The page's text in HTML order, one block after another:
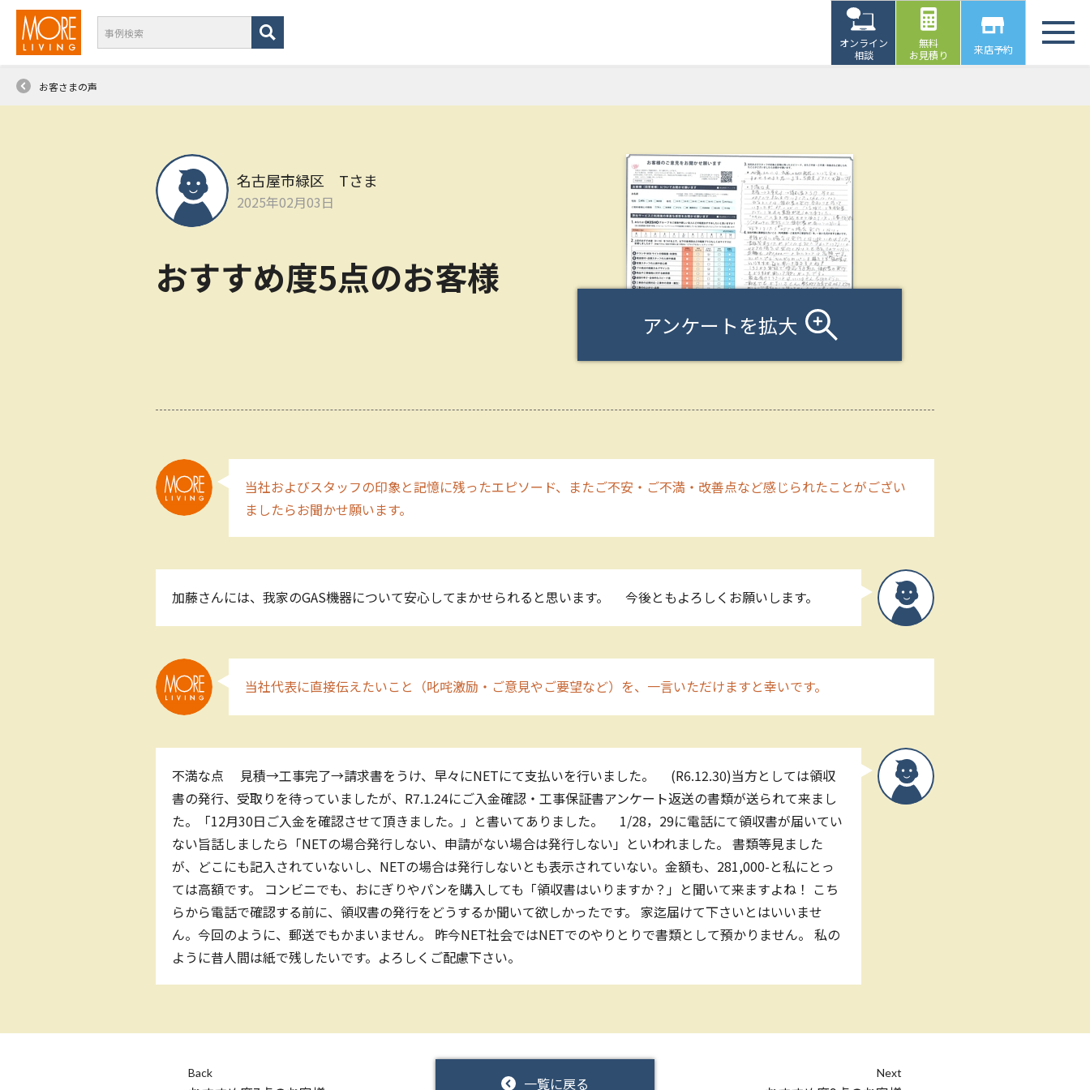
オンライン
相談
無料
お見積り
来店予約
お客さまの声
名古屋市緑区 Tさま
2025年02月03日
おすすめ度5点のお客様
アンケートを拡大
当社およびスタッフの印象と記憶に残ったエピソード、またご不安・ご不満・改善点など感じられたことがござい
ましたらお聞かせ願います。
加藤さんには、我家のGAS機器について安心してまかせられると思います。 今後ともよろしくお願いします。
当社代表に直接伝えたいこと（叱咤激励・ご意見やご要望など）を、一言いただけますと幸いです。
不満な点 見積→工事完了→請求書をうけ、早々にNETにて支払いを行いました。 (R6.12.30)当方としては領収
書の発行、受取りを待っていましたが、R7.1.24にご入金確認・工事保証書アンケート返送の書類が送られて来まし
た。「12月30日ご入金を確認させて頂きました。」と書いてありました。 1/28，29に電話にて領収書が届いてい
ない旨話しましたら「NETの場合発行しない、申請がない場合は発行しない」といわれました。 書類等見ました
が、どこにも記入されていないし、NETの場合は発行しないとも表示されていない。金額も、281,000-と私にとっ
ては高額です。 コンビニでも、おにぎりやパンを購入しても「領収書はいりますか？」と聞いて来ますよね！ こち
らから電話で確認する前に、領収書の発行をどうするか聞いて欲しかったです。 家迄届けて下さいとはいいませ
ん。今回のように、郵送でもかまいません。 昨今NET社会ではNETでのやりとりで書類として預かりません。 私の
ように昔人間は紙で残したいです。よろしくご配慮下さい。
Back
一覧に戻る
Next